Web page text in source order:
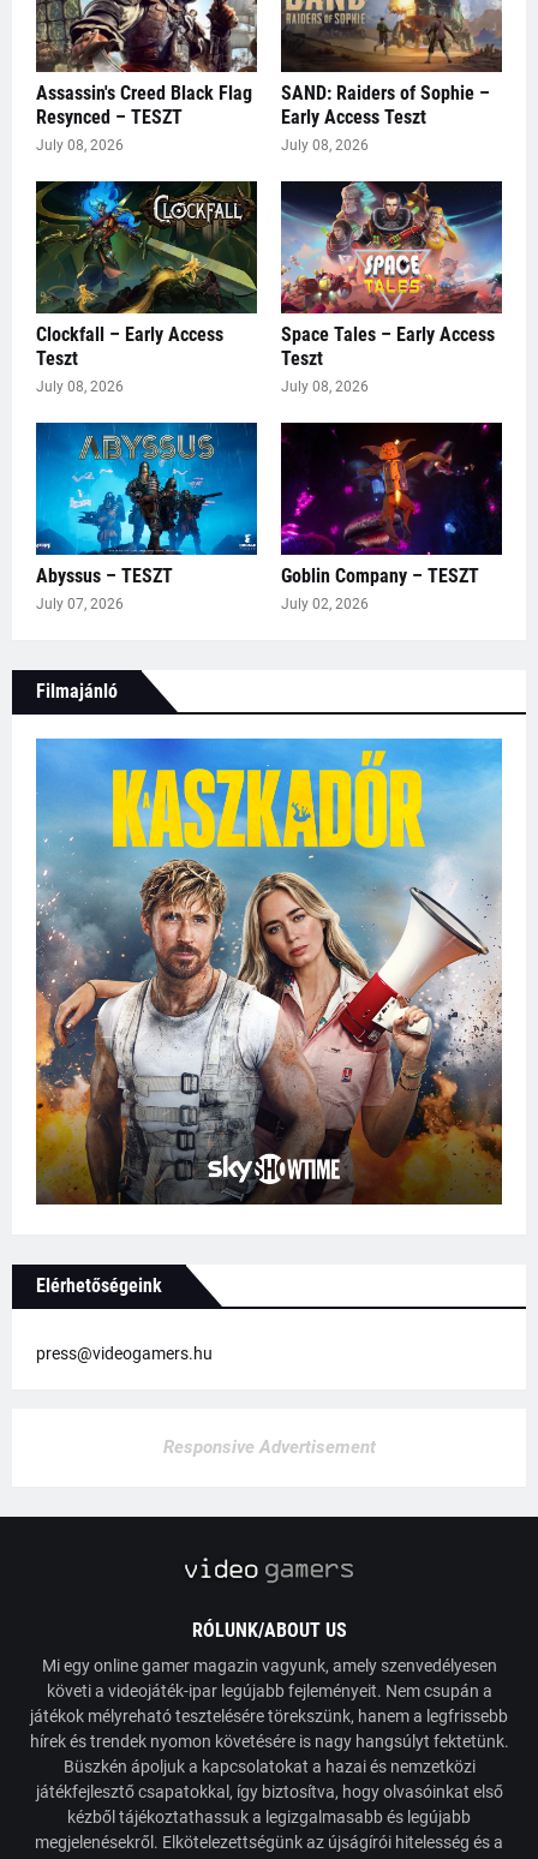
Assassin's Creed Black Flag
Resynced – TESZT
July 08, 2026
SAND: Raiders of Sophie –
Early Access Teszt
July 08, 2026
Clockfall – Early Access
Teszt
July 08, 2026
Space Tales – Early Access
Teszt
July 08, 2026
Abyssus – TESZT
July 07, 2026
Goblin Company – TESZT
July 02, 2026
Filmajánló
Elérhetőségeink
press@videogamers.hu
Responsive Advertisement
RÓLUNK/ABOUT US
Mi egy online gamer magazin vagyunk, amely szenvedélyesen
követi a videojáték-ipar legújabb fejleményeit. Nem csupán a
játékok mélyreható tesztelésére törekszünk, hanem a legfrissebb
hírek és trendek nyomon követésére is nagy hangsúlyt fektetünk.
Büszkén ápoljuk a kapcsolatokat a hazai és nemzetközi
játékfejlesztő csapatokkal, így biztosítva, hogy olvasóinkat első
kézből tájékoztathassuk a legizgalmasabb és legújabb
megjelenésekről. Elkötelezettségünk az újságírói hitelesség és a